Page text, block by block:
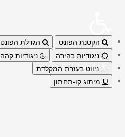
הקטנת הפונט הגדלת הפונט
ניגודיות בהירה
ניגודיות קהה
ניווט בעזרת המקלדת
מיתוג קו-תחתון